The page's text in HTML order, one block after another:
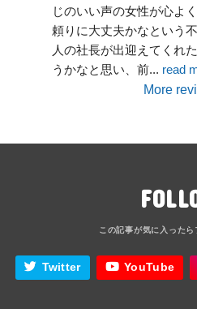
じのいい声の女性が心よ
頼りに大丈夫かなという
人の社長が出迎えてくれ
うかなと思い、前... read
More
Twitter YouTube